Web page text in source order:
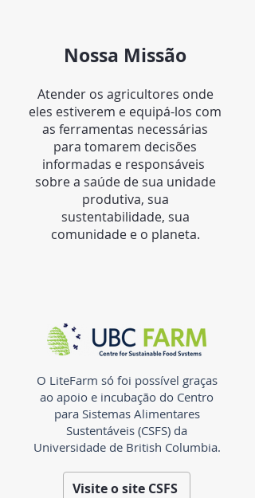
Nossa Missão
Atender os agricultores onde
eles estiverem e equipá-los com
as ferramentas necessárias
para tomarem decisões
informadas e responsáveis ​​
sobre a saúde de sua unidade
produtiva, sua
sustentabilidade, sua
comunidade e o planeta.
O LiteFarm só foi possível graças
ao apoio e incubação do Centro
para Sistemas Alimentares
Sustentáveis ​​(CSFS) da
Universidade de British Columbia.
Visite o site CSFS